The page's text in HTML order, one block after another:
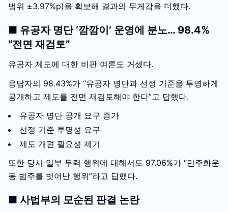
범위 ±3.97%p)을 확보해 결과의 무게감을 더했다.
■ 유공자 명단 ‘깜깜이’ 운영에 분노… 98.4%
“전면 재검토”
유공자 제도에 대한 비판 여론도 거셌다.
응답자의 98.43%가 “유공자 명단과 선정 기준을 투명하게
공개하고 제도를 전면 재검토해야 한다”고 답했다.
유공자 명단 공개 요구 증가
선정 기준 투명성 요구
제도 개편 필요성 제기
또한 당시 일부 무력 행위에 대해서도 97.06%가 “민주화운
동 범주를 벗어난 행위”라고 답했다.
■ 사법부의 모순된 판결 논란